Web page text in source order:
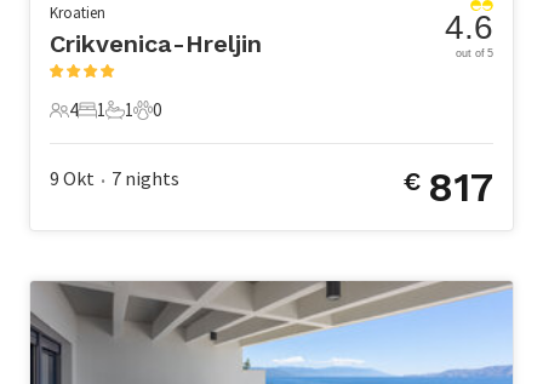
Kroatien
Crikvenica-Hreljin
4 Gäste
4
1 Schlafzimmer
1
1 Badezimmer
1
0 Haustiere
0
4.6
out of 5
9 Okt • 7 nights € 817